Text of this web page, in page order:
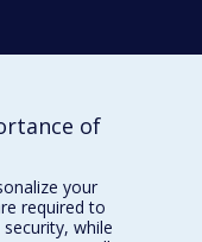
of
your
required to
while